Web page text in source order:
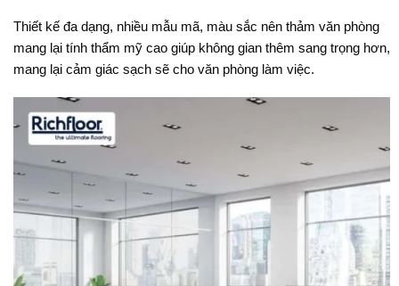
Thiết kế đa dạng, nhiều mẫu mã, màu sắc nên thảm văn phòng
mang lại tính thẩm mỹ cao giúp không gian thêm sang trọng hơn,
mang lại cảm giác sạch sẽ cho văn phòng làm việc.